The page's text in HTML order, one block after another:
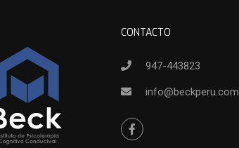
CONTACTO
947-443823
info@beckperu.com